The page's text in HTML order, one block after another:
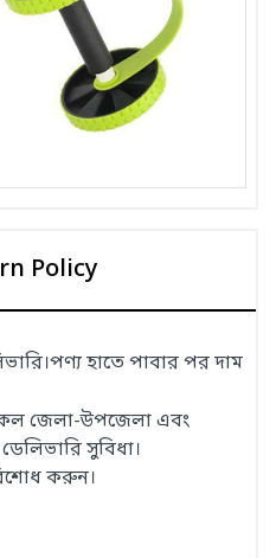
Policy
হাতে পাবার পর দাম
জেলা-উপজেলা এবং
সুবিধা।
করুন।